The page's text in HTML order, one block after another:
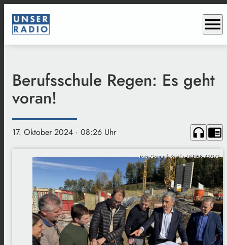
menu
Berufsschule Regen: Es geht
voran!
17. Oktober 2024 · 08:26 Uhr headphones chrome_reader_mode
Foto: Dominik Schille, UNSER RADIO